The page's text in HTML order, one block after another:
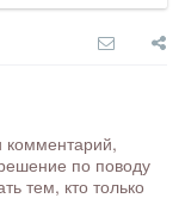
комментарий,
по поводу
тем, кто только